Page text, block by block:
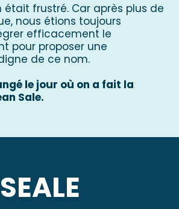
était frustré. Car après plus de
nous étions toujours
efficacement le
pour proposer une
de ce nom.
le jour où on a fait la
Sale.